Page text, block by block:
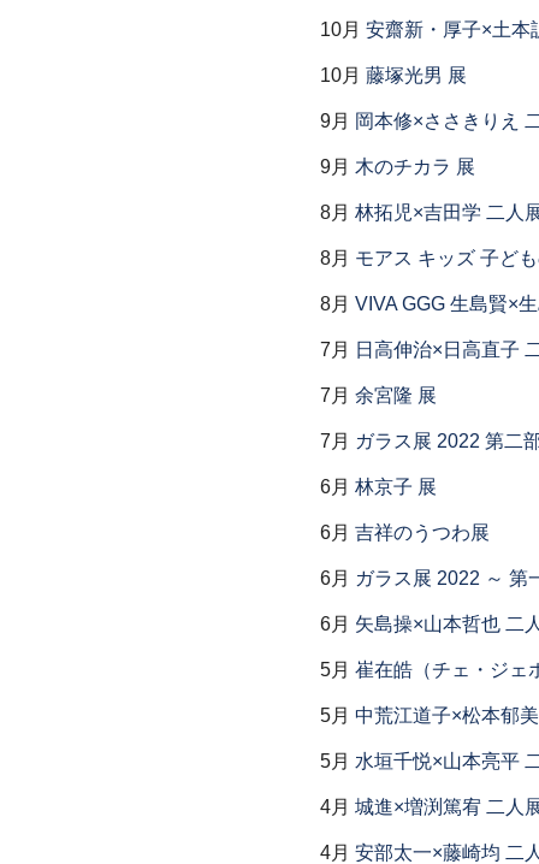
10月 安齋新・厚子×土本
10月 藤塚光男 展
9月 岡本修×ささきりえ
9月 木のチカラ 展
8月 林拓児×吉田学 二人
8月 モアス キッズ 子ど
8月 VIVA GGG 生島賢×
7月 日高伸治×日高直子
7月 余宮隆 展
7月 ガラス展 2022 第二
6月 林京子 展
6月 吉祥のうつわ展
6月 ガラス展 2022 ～ 第
6月 矢島操×山本哲也 二
5月 崔在皓（チェ・ジェ
5月 中荒江道子×松本郁
5月 水垣千悦×山本亮平
4月 城進×増渕篤宥 二人
4月 安部太一×藤崎均 二